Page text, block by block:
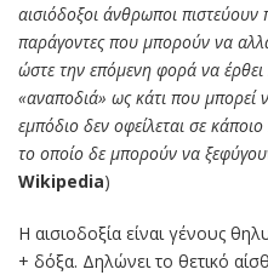
αισιόδοξοι άνθρωποι πιστεύουν
παράγοντες που μπορούν να
ώστε την επόμενη φορά να
«αναποδιά» ως κάτι που μπορεί
εμπόδιο δεν οφείλεται σε
το οποίο δε μπορούν να
Wikipedia)
Η αισιοδοξία είναι γένους
+ δόξα. Δηλώνει το θετικό